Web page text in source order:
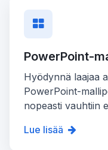
PowerPoint-
Hyödynnä laajaa
PowerPoint-
nopeasti vauhtiin
Lue lisää